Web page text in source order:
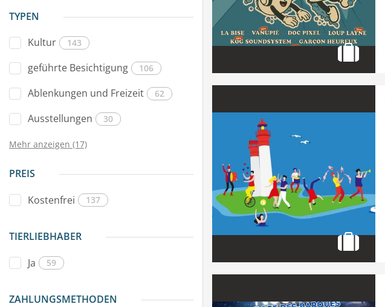
TYPEN
Kultur
143
geführte Besichtigung 106
Ablenkungen und Freizeit 62
Ausstellungen 30
Mehr anzeigen (17)
PREIS
Kostenfrei
137
TIERLIEBHABER
Ja
59
ZAHLUNGSMETHODEN